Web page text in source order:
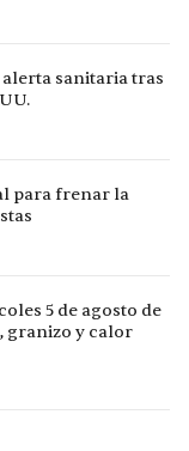
sanitaria tras
para frenar la
5 de agosto de
granizo y calor